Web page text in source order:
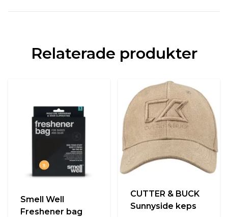
Relaterade produkter
Smell Well
Freshener bag
CUTTER & BUCK
Sunnyside keps